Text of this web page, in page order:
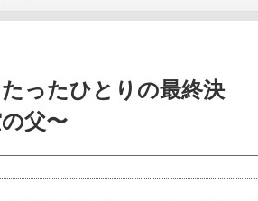
ったひとりの最終決
父〜